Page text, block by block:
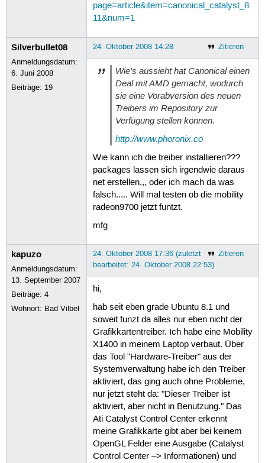
page=article&item=canonical_catalyst_8
11&num=1
Silverbullet08
Anmeldungsdatum:
6. Juni 2008
Beiträge: 19
Zitieren
24. Oktober 2008 14:28
Wie's aussieht hat Canonical einen
Deal mit AMD gemacht, wodurch
sie eine Vorabversion des neuen
Treibers im Repository zur
Verfügung stellen können.
http://www.phoronix.co
Wie kann ich die treiber installieren???
packages lassen sich irgendwie daraus
net erstellen,,, oder ich mach da was
falsch..... Will mal testen ob die mobility
radeon9700 jetzt funtzt.
mfg
kapuzo
Anmeldungsdatum:
13. September 2007
Beiträge:4
Wohnort: Bad Vilbel
Zitieren
24. Oktober 2008 17:36 (zuletzt
bearbeitet: 24. Oktober 2008 22:53)
hi,
hab seit eben grade Ubuntu 8.1 und
soweit funzt da alles nur eben nicht der
Grafikkartentreiber. Ich habe eine Mobility
X1400 in meinem Laptop verbaut. Über
das Tool "Hardware-Treiber" aus der
Systemverwaltung habe ich den Treiber
aktiviert, das ging auch ohne Probleme,
nur jetzt steht da: "Dieser Treiber ist
aktiviert, aber nicht in Benutzung." Das
Ati Catalyst Control Center erkennt
meine Grafikkarte gibt aber bei keinem
OpenGL Felder eine Ausgabe (Catalyst
Control Center –> Informationen) und